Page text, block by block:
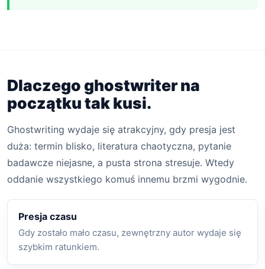
Dlaczego ghostwriter na
początku tak kusi.
Ghostwriting wydaje się atrakcyjny, gdy presja jest
duża: termin blisko, literatura chaotyczna, pytanie
badawcze niejasne, a pusta strona stresuje. Wtedy
oddanie wszystkiego komuś innemu brzmi wygodnie.
Presja czasu
Gdy zostało mało czasu, zewnętrzny autor wydaje się
szybkim ratunkiem.